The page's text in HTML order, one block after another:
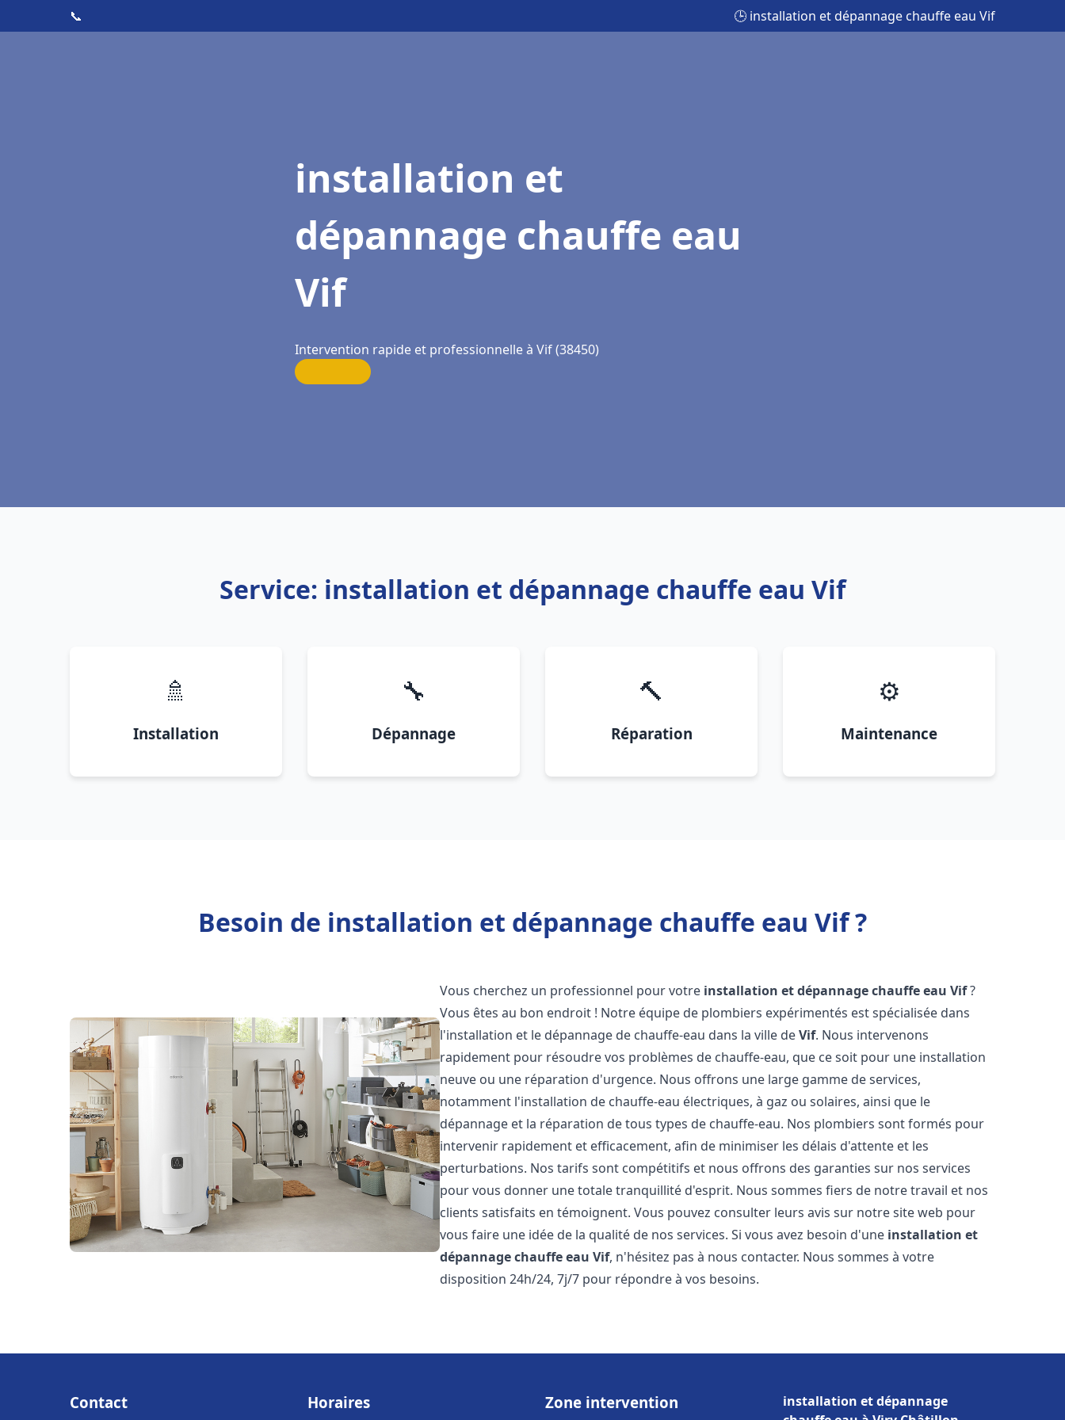
📞 🕒 installation et dépannage chauffe eau Vif
installation et
dépannage chauffe eau
Vif
Intervention rapide et professionnelle à Vif (38450)
Service: installation et dépannage chauffe eau Vif
🚿
Installation
🔧
Dépannage
🔨
Réparation
⚙️
Maintenance
Besoin de installation et dépannage chauffe eau Vif ?
Vous cherchez un professionnel pour votre installation et dépannage chauffe eau Vif?
Vous êtes au bon endroit ! Notre équipe de plombiers expérimentés est spécialisée dans
l'installation et le dépannage de chauffe-eau dans la ville deVif. Nous intervenons
rapidement pour résoudre vos problèmes de chauffe-eau, que ce soit pour une installation
neuve ou une réparation d'urgence. Nous offrons une large gamme de services,
notamment l'installation de chauffe-eau électriques, à gaz ou solaires, ainsi que le
dépannage et la réparation de tous types de chauffe-eau. Nos plombiers sont formés pour
intervenir rapidement et efficacement, afin de minimiser les délais d'attente et les
perturbations. Nos tarifs sont compétitifs et nous offrons des garanties sur nos services
pour vous donner une totale tranquillité d'esprit. Nous sommes fiers de notre travail et nos
clients satisfaits en témoignent. Vous pouvez consulter leurs avis sur notre site web pour
vous faire une idée de la qualité de nos services. Si vous avez besoin d'une installation et
dépannage chauffe eau Vif, n'hésitez pas à nous contacter. Nous sommes à votre
disposition 24h/24, 7j/7 pour répondre à vos besoins.
Contact Horaires Zone intervention
installation et dépannage